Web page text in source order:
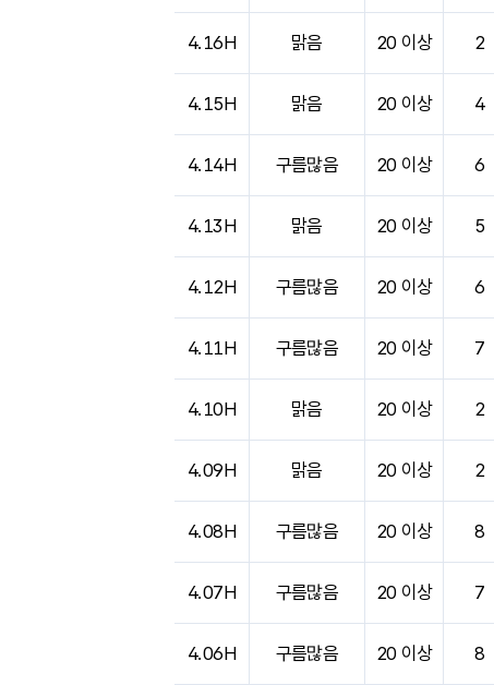
4.16H 맑음 20 이상 2
4.15H 맑음 20 이상 4
4.14H 구름많음 20 이상 6
4.13H 맑음 20 이상 5
4.12H 구름많음 20 이상 6
4.11H 구름많음 20 이상 7
4.10H 맑음 20 이상 2
4.09H 맑음 20 이상 2
4.08H 구름많음 20 이상 8
4.07H 구름많음 20 이상 7
4.06H 구름많음 20 이상 8